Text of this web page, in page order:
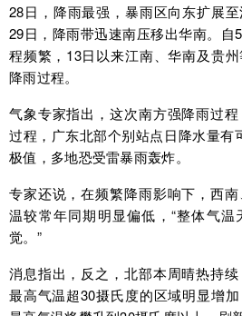
28日，降雨最强，暴雨区向东扩展
29日，降雨带迅速南压移出华南。自
程频繁，13日以来江南、华南及贵
降雨过程。
气象专家指出，这次南方强降雨过
过程，广东北部个别站点日降水量有
极值，多地恐受雷暴雨轰炸。
专家还说，在频繁降雨影响下，西
温较常年同期明显偏低，“整体气
觉。”
消息指出，反之，北部本周晴热持
最高气温超30摄氏度的区域明显增